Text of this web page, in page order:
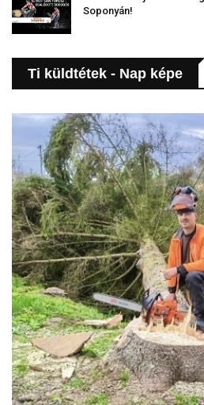
Soponyán!
Ti küldtétek - Nap képe